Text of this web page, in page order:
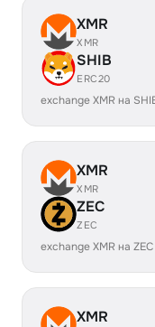
XMR
XMR
SHIB
ERC20
exchange XMR на
XMR
XMR
ZEC
ZEC
exchange XMR на
XMR